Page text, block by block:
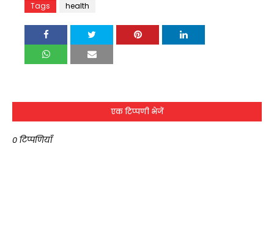
Tags health
एक टिप्पणी भेजें
0 टिप्पणियाँ